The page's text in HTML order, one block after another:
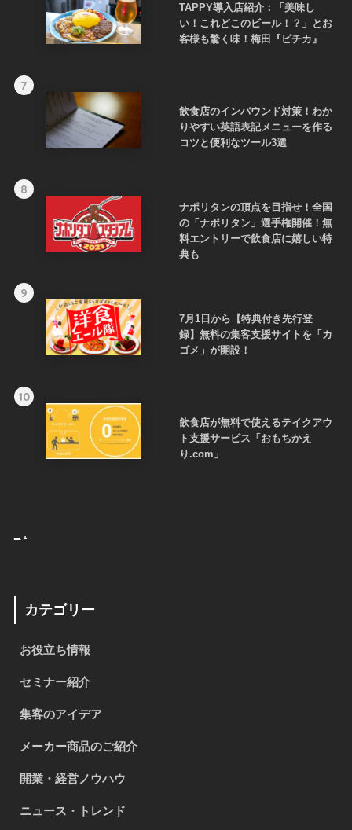
TAPPY導入店紹介：「美味し
い！これどこのビール！？」とお
客様も驚く味！梅田『ピチカ』
7
飲食店のインバウンド対策！わか
りやすい英語表記メニューを作る
コツと便利なツール3選
8
ナポリタンの頂点を目指せ！全国
の「ナポリタン」選手権開催！無
料エントリーで飲食店に嬉しい特
典も
9
7月1日から【特典付き先行登
録】無料の集客支援サイトを「カ
ゴメ」が開設！
10
飲食店が無料で使えるテイクアウ
ト支援サービス「おもちかえ
り.com」
.
カテゴリー
お役立ち情報
セミナー紹介
集客のアイデア
メーカー商品のご紹介
開業・経営ノウハウ
ニュース・トレンド